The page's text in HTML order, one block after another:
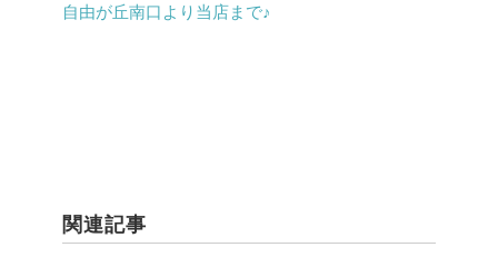
自由が丘南口より当店まで♪
関連記事